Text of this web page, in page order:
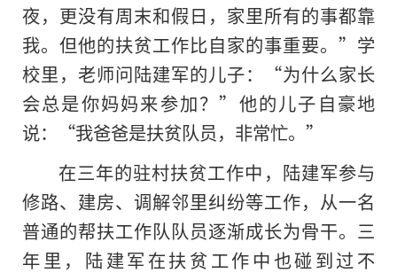
夜，更没有周末和假日，家里所有的事都靠
我。但他的扶贫工作比自家的事重要。”学
校里，老师问陆建军的儿子：“为什么家长
会总是你妈妈来参加？”他的儿子自豪地
说：“我爸爸是扶贫队员，非常忙。”
在三年的驻村扶贫工作中，陆建军参与
修路、建房、调解邻里纠纷等工作，从一名
普通的帮扶工作队队员逐渐成长为骨干。三
年里，陆建军在扶贫工作中也碰到过不